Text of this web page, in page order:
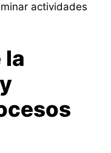
actividades
la